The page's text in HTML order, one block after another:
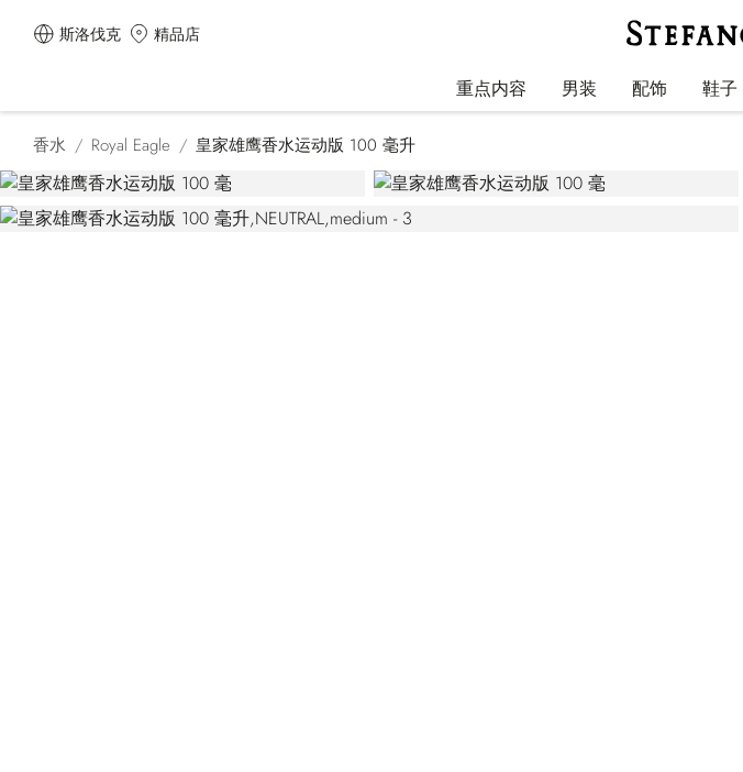
斯洛伐克 精品店
重点内容 男装 配饰 鞋子
香水 Royal Eagle 皇家雄鹰香水运动版 100 毫升